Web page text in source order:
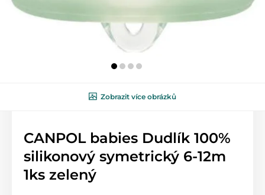
Zobrazit více obrázků
CANPOL babies Dudlík 100%
silikonový symetrický 6-12m
1ks zelený